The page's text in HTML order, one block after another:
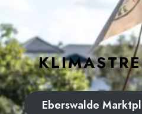
Eberswalde